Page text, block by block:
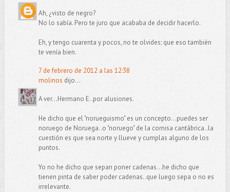
Ah, ¿visto de negro?
No lo sabía. Pero te juro que acababa de decidir hacerlo.
Eh, y tengo cuarenta y pocos, no te olvides; que eso también
te venía bien.
7 de febrero de 2012 a las 12:38
molinos dijo...
A ver...Hermano E..por alusiones.
He dicho que el "norueguismo" es un concepto...puedes ser
noruego de Noruega..o "noruego" de la cornisa cantábrica..la
cuestión es que sea norte y llueve y cumplas alguno de los
puntos.
Yo no he dicho que sepan poner cadenas...he dicho que
tienen pinta de saber poder cadenas..que luego sepa o no es
irrelevante.